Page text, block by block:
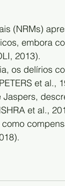
(NRMs)
embora
2013).
os delírios
et al.,
et al.,